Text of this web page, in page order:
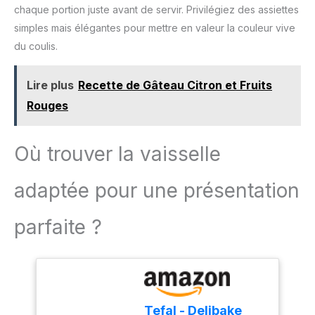
mixeur est facile à ranger
et parfait pour toutes vos
chaque portion juste avant de servir. Privilégiez des assiettes
simples mais élégantes pour mettre en valeur la couleur vive
du coulis.
Lire plus Recette de Gâteau Citron et Fruits
Rouges
Où trouver la vaisselle
adaptée pour une présentation
parfaite ?
Tefal - Delibake